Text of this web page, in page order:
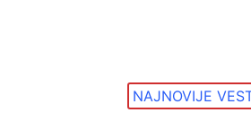
NAJNOVIJE